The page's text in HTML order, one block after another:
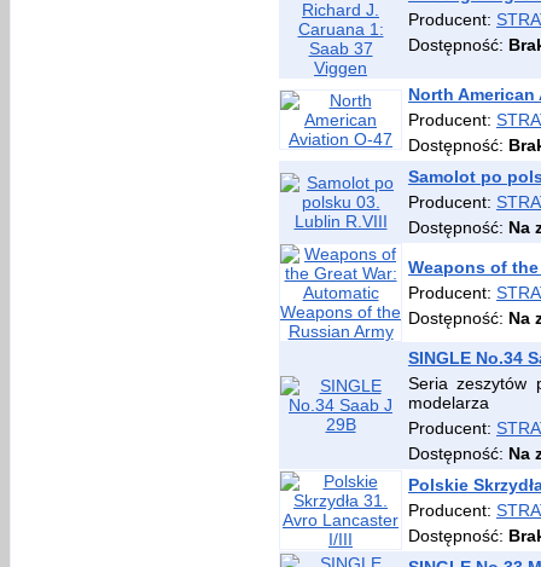
Producent:
Dostępność:
North American
Producent:
Dostępność:
Samolot po
Producent:
Dostępność: Na
Weapons of
Producent:
Dostępność: Na
SINGLE No.34
Seria zeszytów
modelarza
Producent:
Dostępność: Na
Polskie
Producent:
Dostępność: